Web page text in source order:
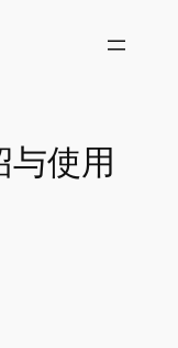
与使用